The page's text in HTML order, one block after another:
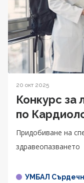
20 окт 2025
Конкурс за
по
Придобиване на
здравеопазването
УМБАЛ